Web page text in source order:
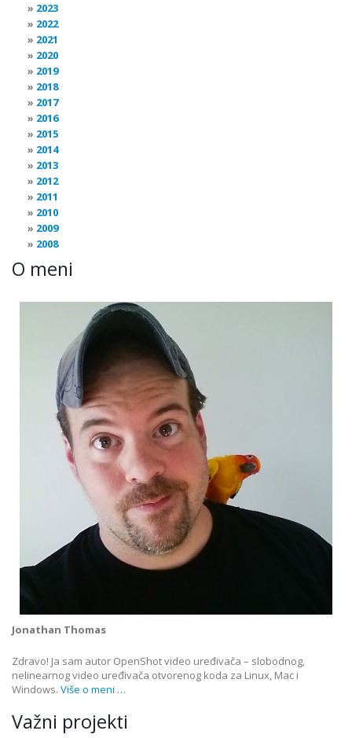
2023
2022
2021
2020
2019
2018
2017
2016
2015
2014
2013
2012
2011
2010
2009
2008
O meni
Jonathan Thomas
Zdravo! Ja sam autor OpenShot video uređivača – slobodnog,
nelinearnog video uređivača otvorenog koda za Linux, Mac i
Windows. Više o meni …
Važni projekti